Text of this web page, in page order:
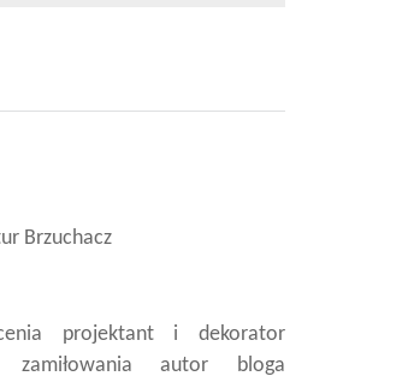
projektant i dekorator
autor bloga